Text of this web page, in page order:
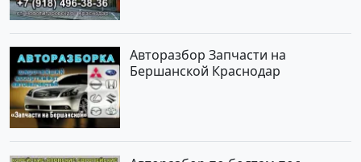
Авторазбор Запчасти на
Бершанской Краснодар